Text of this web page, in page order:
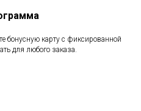
бонусную карту с фиксированной
для любого заказа.